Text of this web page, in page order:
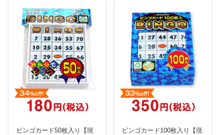
ビンゴカード50枚入り【現
ビンゴカード100枚入り【現